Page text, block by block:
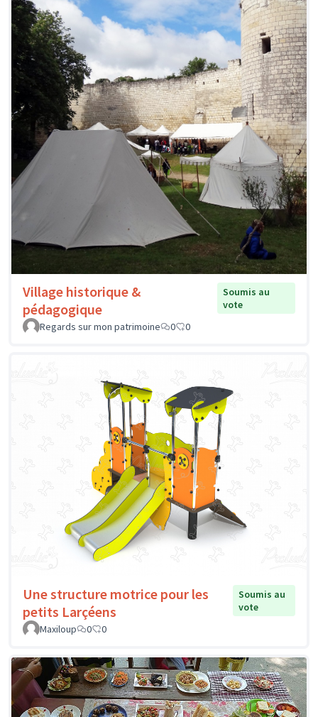
Village historique &
pédagogique
Soumis au
vote
Regards sur mon patrimoine
0 0
Une structure motrice pour les
petits Larçéens
Soumis au
vote
Maxiloup
0 0